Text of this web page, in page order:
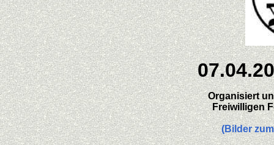
Organisiert
Freiwilligen
(Bilder